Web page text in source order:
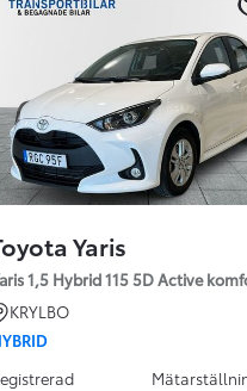
Yaris
1,5 Hybrid 115 5D Active
KRYLBO